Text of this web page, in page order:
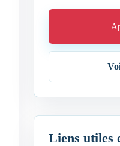
Liens utiles